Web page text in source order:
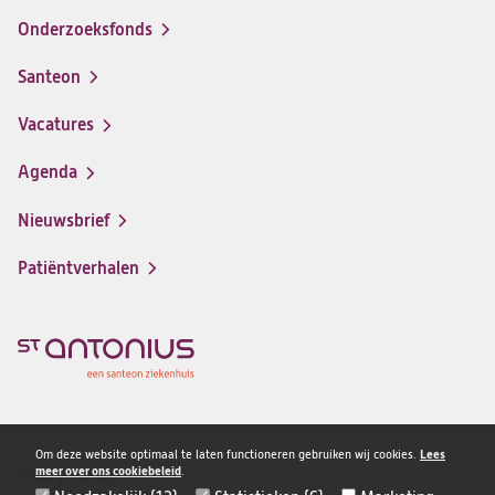
Om deze website optimaal te laten functioneren gebruiken wij cookies. Lees
meer over ons cookiebeleid.
Onderzoeksfonds
Santeon
(opent
in
nieuwe
Vacatures
(opent
in
nieuwe
Agenda
Nieuwsbrief
Patiëntverhalen
Privacy & veiligheid